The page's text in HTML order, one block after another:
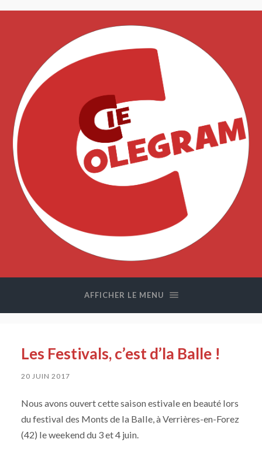
Colegram
AFFICHER LE MENU
Les Festivals, c’est d’la Balle !
20 JUIN 2017
Nous avons ouvert cette saison estivale en beauté lors
du festival des Monts de la Balle, à Verrières-en-Forez
(42) le weekend du 3 et 4 juin.